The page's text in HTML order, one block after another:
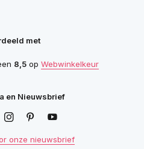
met
8,5op Webwinkelkeur
en Nieuwsbrief
onze nieuwsbrief